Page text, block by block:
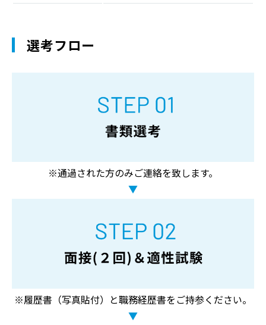
選考フロー
※通過された方のみご連絡を致します。
※履歴書（写真貼付）と職務経歴書をご持参ください。